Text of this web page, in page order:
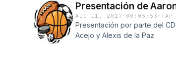
Presentación de
AUG 11, 2017 · 00:05:53 ·TAP
Presentación por parte del
Acejo y Alexis de la Paz